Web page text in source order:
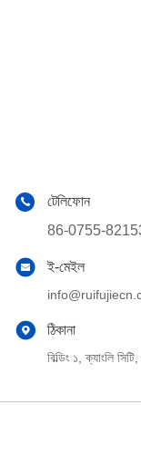
টেলিফোন
86-0755-
ই-মেইল
ঠিকানা
বিল্ডিং ১, ক্যাংলি